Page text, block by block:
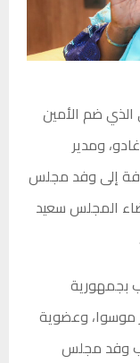
الذي ضم الأمين
ومدير
إلى وفد مجلس
المجلس سعيد
بجمهورية
موسوا، وعضوية
وفد مجلس